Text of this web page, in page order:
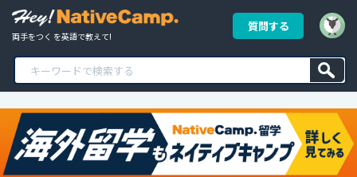
両手をつく を英語で教えて!
質問する